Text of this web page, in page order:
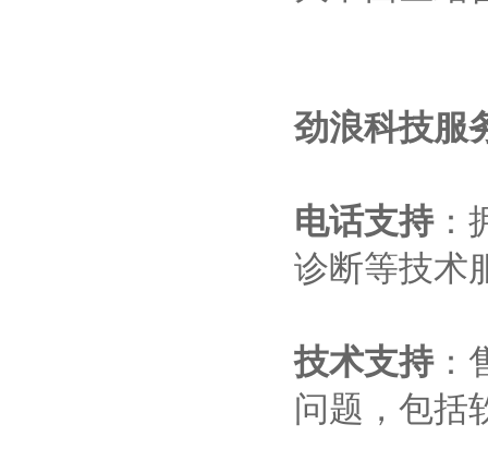
劲浪科技服
电话支持：
诊断等技术
技术支持：
问题，包括